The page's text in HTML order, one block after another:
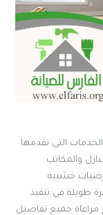
التي تقدمها
والمكاتب
خشبية
طويلة في تنفيذ
مراعاة جميع تفاصيل